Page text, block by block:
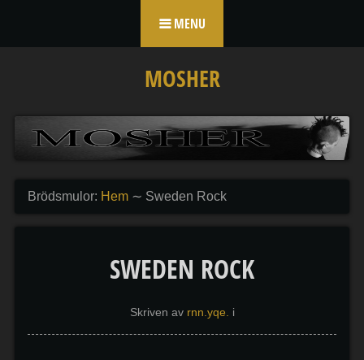
MENU
MOSHER
Brödsmulor: Hem ∼ Sweden Rock
SWEDEN ROCK
Skriven av rnn.yqe. i